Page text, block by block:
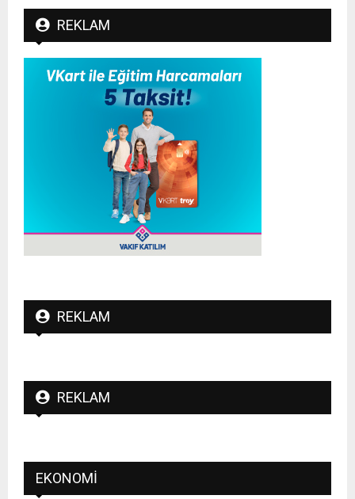
REKLAM
REKLAM
REKLAM
EKONOMI